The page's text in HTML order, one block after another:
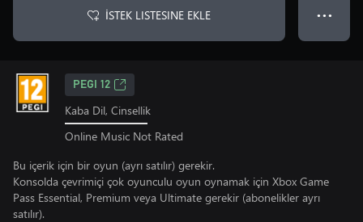
İSTEK LISTESINE EKLE ● ● ●
PEGI 12
Kaba Dil, Cinsellik
Online Music Not Rated
Bu içerik için bir oyun (ayrı satılır) gerekir.
Konsolda çevrimiçi çok oyunculu oyun oynamak için Xbox Game
Pass Essential, Premium veya Ultimate gerekir (abonelikler ayrı
satılır).